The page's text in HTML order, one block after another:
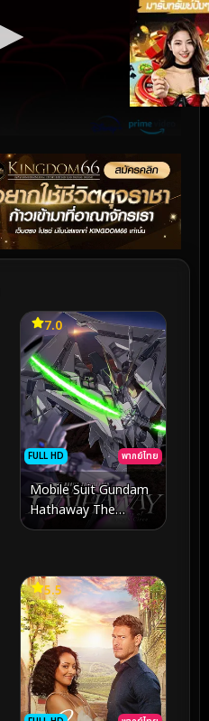
FULL HD พากย์ไทย
7.0
Mobile Suit Gundam
Hathaway The
Sorcery of Nymph
เซอรี ออฟ นิมฟ์ เซอร์ซี
5.5